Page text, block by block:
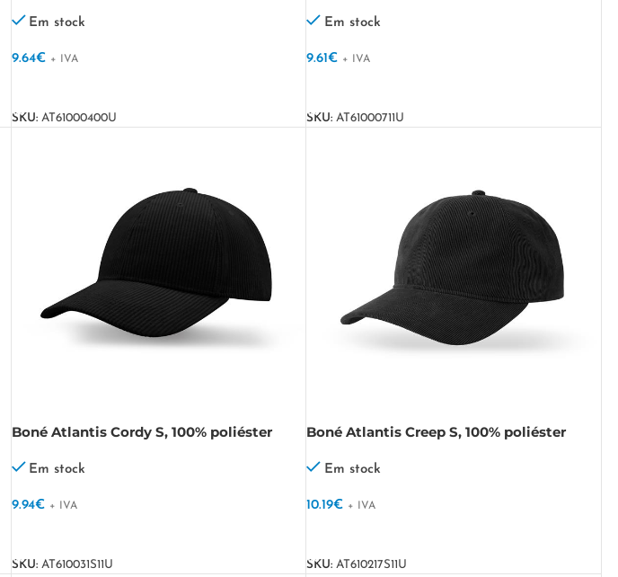
Em stock
9.64€ + IVA
SKU: AT61000400U
Em stock
9.61€ + IVA
SKU:AT61000711U
Boné Atlantis Cordy S, 100% poliéster
Em stock
9.94€ + IVA
SKU: AT610031S11U
Boné Atlantis Creep S, 100% poliéster
Em stock
10.19€ + IVA
SKU:AT610217S11U